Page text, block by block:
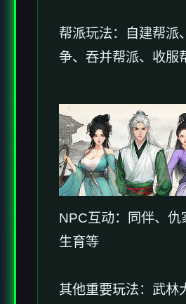
帮派玩法：自建帮派
争、吞并帮派、收服
NPC互动：同伴、仇
生育等
其他重要玩法：武林